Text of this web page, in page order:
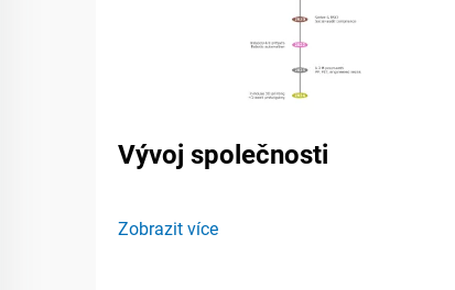
Vývoj společnosti
Zobrazit více